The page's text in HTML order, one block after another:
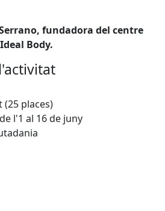
fundadora del centre
Body.
places)
l'1 al 16 de juny